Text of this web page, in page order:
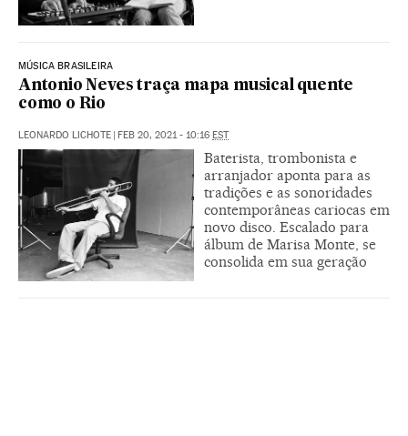
MÚSICA BRASILEIRA
Antonio Neves traça mapa musical quente
como o Rio
LEONARDO LICHOTE | FEB 20, 2021 - 10:16 EST
Baterista, trombonista e
arranjador aponta para as
tradições e as sonoridades
contemporâneas cariocas em
novo disco. Escalado para
álbum de Marisa Monte, se
consolida em sua geração